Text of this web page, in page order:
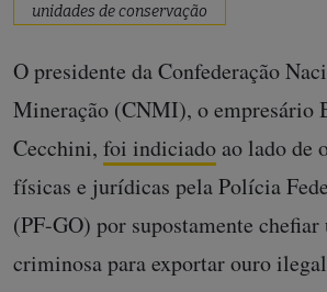
unidades de conservação
O presidente da Confederação
Mineração (CNMI), o empresário
Cecchini, foi indiciado ao lado de
físicas e jurídicas pela Polícia
(PF-GO) por supostamente
criminosa para exportar ouro